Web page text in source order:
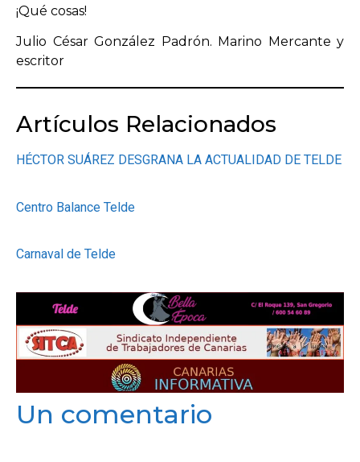
¡Qué cosas!
Julio César González Padrón. Marino Mercante y
escritor
Artículos Relacionados
HÉCTOR SUÁREZ DESGRANA LA ACTUALIDAD DE TELDE
Centro Balance Telde
Carnaval de Telde
Un comentario